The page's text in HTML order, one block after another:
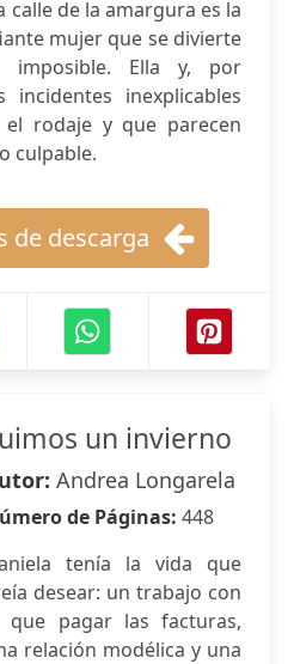
calle de la amargura es la
mujer que se divierte
imposible. Ella y, por
inexplicables
rodaje y que parecen
culpable.
de descarga
un invierno
Andrea Longarela
de Páginas: 448
tenía la vida que
desear: un trabajo con
que pagar las facturas,
relación modélica y una